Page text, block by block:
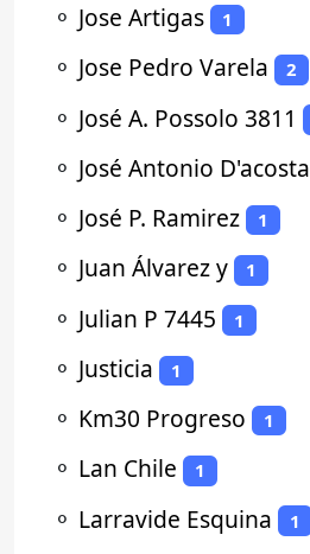
⚬ Jose Artigas 1
⚬ Jose Pedro Varela 2
⚬ José A. Possolo 3811
⚬ José Antonio D'acosta
⚬ José P. Ramirez 1
⚬ Juan Álvarez y 1
⚬ Julian P 7445 1
⚬ Justicia 1
⚬ Km30 Progreso 1
⚬ Lan Chile 1
⚬ Larravide Esquina 1